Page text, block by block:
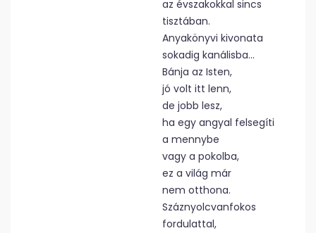
az évszakokkal sincs
tisztában.
Anyakönyvi kivonata
sokadig kanálisba…
Bánja az Isten,
jó volt itt lenn,
de jobb lesz,
ha egy angyal felsegíti
a mennybe
vagy a pokolba,
ez a világ már
nem otthona.
Száznyolcvanfokos
fordulattal,